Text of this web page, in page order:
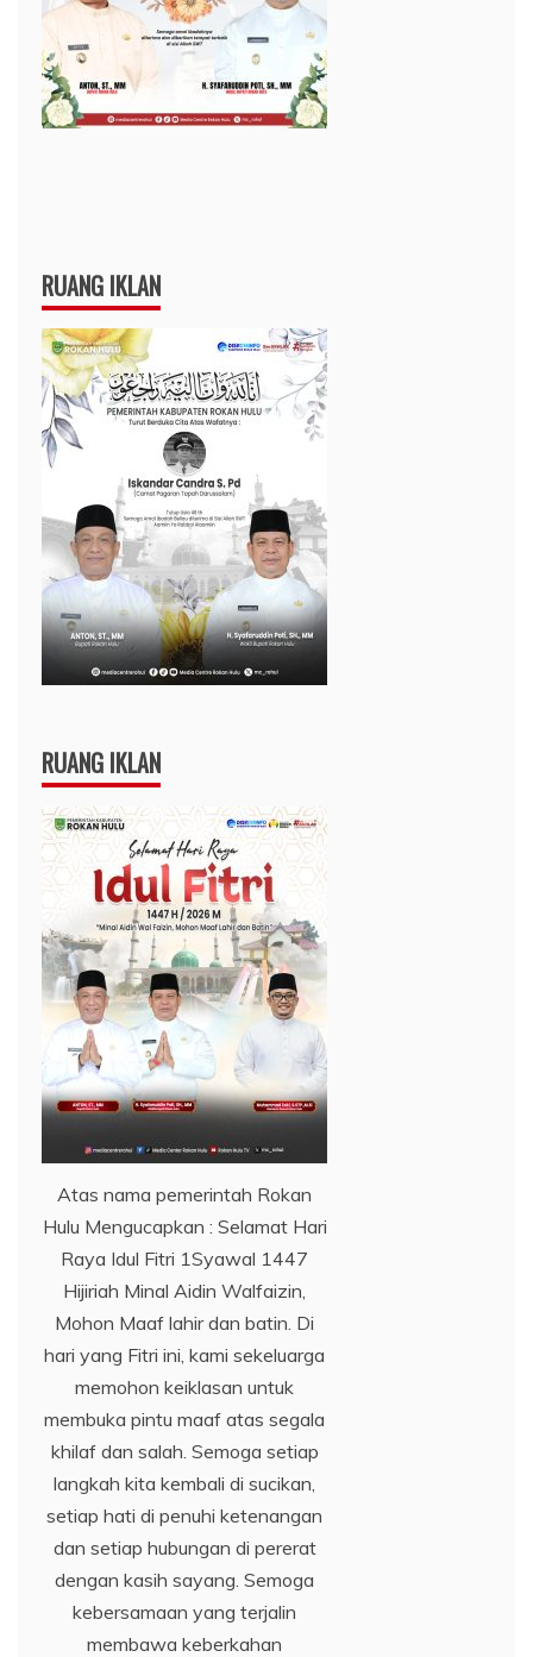
RUANG IKLAN
RUANG IKLAN
Atas nama pemerintah Rokan
Hulu Mengucapkan : Selamat Hari
Raya Idul Fitri 1Syawal 1447
Hijiriah Minal Aidin Walfaizin,
Mohon Maaf lahir dan batin. Di
hari yang Fitri ini, kami sekeluarga
memohon keiklasan untuk
membuka pintu maaf atas segala
khilaf dan salah. Semoga setiap
langkah kita kembali di sucikan,
setiap hati di penuhi ketenangan
dan setiap hubungan di pererat
dengan kasih sayang. Semoga
kebersamaan yang terjalin
membawa keberkahan